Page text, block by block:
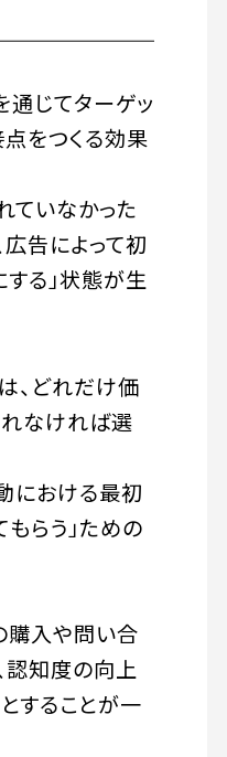
通じてターゲッ
をつくる効果
ていなかった
告によって初
する」状態が生
、どれだけ価
れなければ選
における最初
もらう」ための
購入や問い合
認知度の向上
することが一